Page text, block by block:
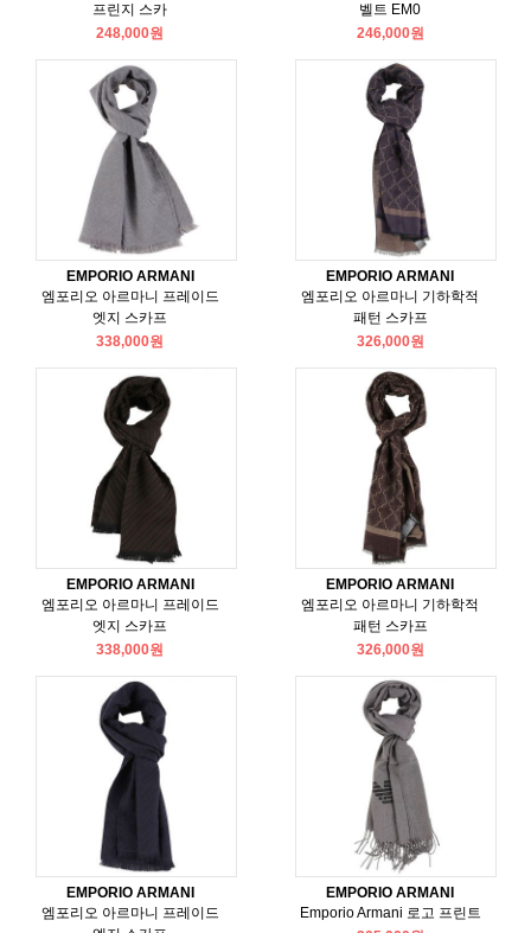
프린지 스카
248,000원
벨트 EM0
246,000원
EMPORIO ARMANI
엠포리오 아르마니 프레이드
엣지 스카프
338,000원
EMPORIO ARMANI
엠포리오 아르마니 기하학적
패턴 스카프
326,000원
EMPORIO ARMANI
엠포리오 아르마니 프레이드
엣지 스카프
338,000원
EMPORIO ARMANI
엠포리오 아르마니 기하학적
패턴 스카프
326,000원
EMPORIO ARMANI
엠포리오 아르마니 프레이드
EMPORIO ARMANI
Emporio Armani 로고 프린트